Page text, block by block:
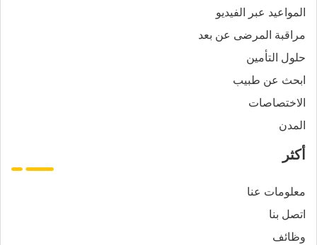
المواعيد عبر الفيديو
مراقبة المرضى عن بعد
حلول التأمين
ابحث عن طبيب
الاختصاصات
المدن
أكثر
معلومات عنا
اتصل بنا
وظائف